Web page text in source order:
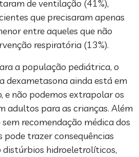
de ventilação (41%),
que precisaram apenas
entre aqueles que não
respiratória (13%).
a população pediátrica, o
dexametasona ainda está em
e não podemos extrapolar os
adultos para as crianças. Além
sem recomendação médica dos
trazer consequências
distúrbios hidroeletrolíticos,